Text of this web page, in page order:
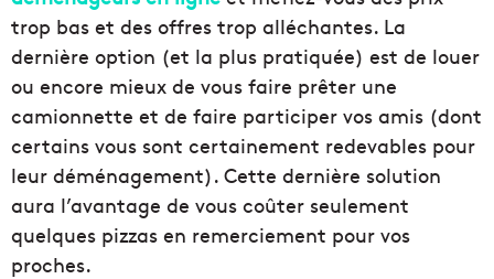
trop bas et des offres trop alléchantes. La
dernière option (et la plus pratiquée) est de louer
ou encore mieux de vous faire prêter une
camionnette et de faire participer vos amis (dont
certains vous sont certainement redevables pour
leur déménagement). Cette dernière solution
aura l’avantage de vous coûter seulement
quelques pizzas en remerciement pour vos
proches.